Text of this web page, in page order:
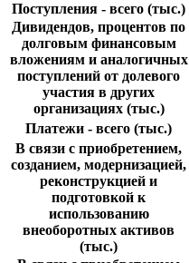
Поступления - всего (тыс.)
Дивидендов, процентов по
долговым финансовым
вложениям и аналогичных
поступлений от долевого
участия в других
организациях (тыс.)
Платежи - всего (тыс.)
В связи с приобретением,
созданием, модернизацией,
реконструкцией и
подготовкой к
использованию
внеоборотных активов
(тыс.)